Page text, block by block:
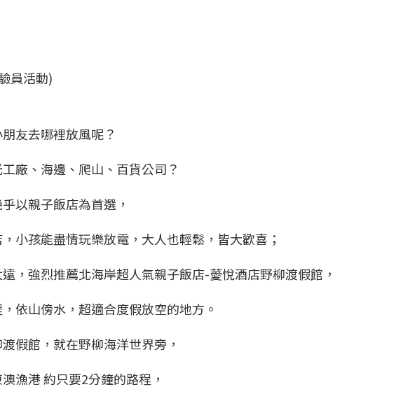
員活動)
友去哪裡放風呢？
廠、海邊、爬山、百貨公司？
以親子飯店為首選，
小孩能盡情玩樂放電，大人也輕鬆，皆大歡喜；
，強烈推薦北海岸超人氣親子飯店-薆悅酒店野柳渡假館，
依山傍水，超適合度假放空的地方。
假館，就在野柳海洋世界旁，
漁港 約只要2分鐘的路程，